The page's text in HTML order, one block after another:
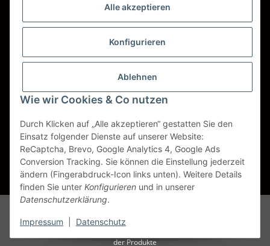
Alle akzeptieren
Konfigurieren
Ablehnen
Wie wir Cookies & Co nutzen
Durch Klicken auf „Alle akzeptieren“ gestatten Sie den
Einsatz folgender Dienste auf unserer Website:
ReCaptcha, Brevo, Google Analytics 4, Google Ads
Conversion Tracking. Sie können die Einstellung jederzeit
ändern (Fingerabdruck-Icon links unten). Weitere Details
finden Sie unter Konfigurieren und in unserer
Datenschutzerklärung.
Impressum Datenschutz
Spedition BTG
Spedition Schenker
Vertrag widerrufen
* Alle Preise inkl. gesetzlicher USt., zzgl.Versand
Abkürzungen und Logos sind Eigentum der entspr. Unternehmen und
der Produkte